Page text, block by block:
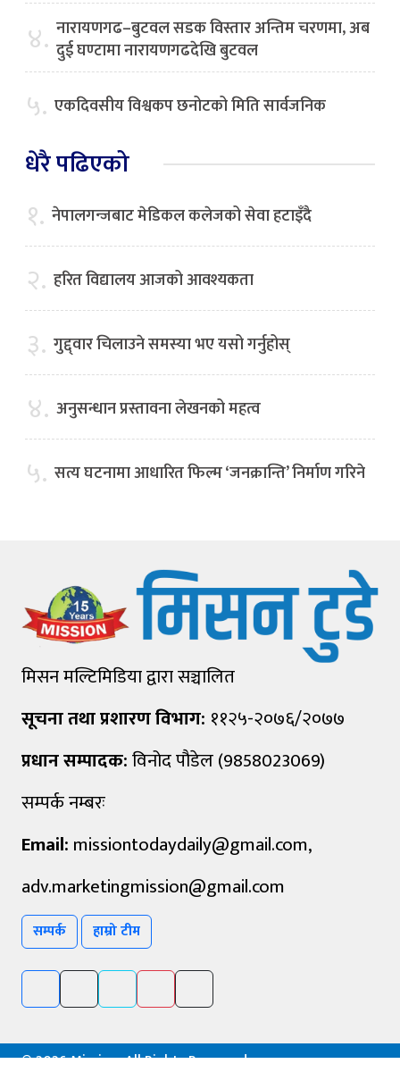
४. नारायणगढ–बुटवल सडक विस्तार अन्तिम चरणमा, अब
दुई घण्टामा नारायणगढदेखि बुटवल
५. एकदिवसीय विश्वकप छनोटको मिति सार्वजनिक
धेरै पढिएको
१. नेपालगन्जबाट मेडिकल कलेजको सेवा हटाइँदै
२. हरित विद्यालय आजको आवश्यकता
३. गुद्द्वार चिलाउने समस्या भए यसो गर्नुहोस्
४. अनुसन्धान प्रस्तावना लेखनको महत्व
५. सत्य घटनामा आधारित फिल्म ‘जनक्रान्ति’ निर्माण गरिने
मिसन मल्टिमिडिया द्वारा सञ्चालित
सूचना तथा प्रशारण विभाग: ११२५-२०७६/२०७७
प्रधान सम्पादक:विनोद पौडेल (9858023069)
सम्पर्क नम्बरः
Email: missiontodaydaily@gmail.com,
adv.marketingmission@gmail.com
सम्पर्क हाम्रो टीम
©2026 Mission, All Rights Reserved.